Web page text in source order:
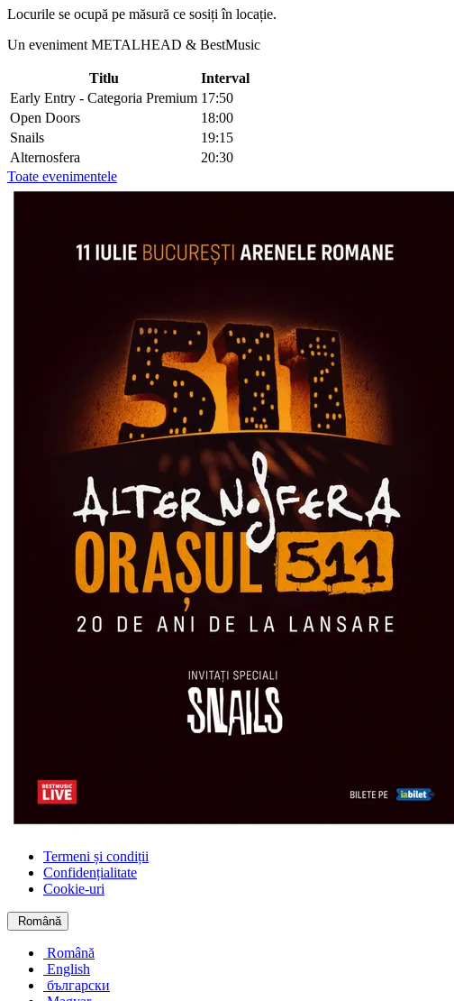
Locurile se ocupă pe măsură ce sosiți în locație.
Un eveniment METALHEAD & BestMusic
Titlu
Interval
Early Entry - Categoria Premium 17:50
Open Doors
18:00
Snails
19:15
Alternosfera
20:30
Toate evenimentele
Termeni și condiții
Confidențialitate
Cookie-uri
Română
Română
English
български